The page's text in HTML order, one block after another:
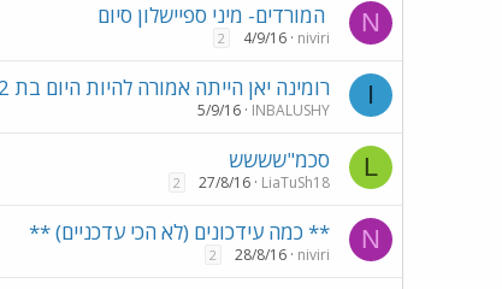
N המורדים- מיני ספיישלון סיום
niviri
4/9/16
2
I רומינה יאן הייתה אמורה להיות היום בת 42
INBALUSHY
5/9/16
L סכמ"שששש
LiaTuSh18
27/8/16
2
N ** כמה עידכונים (לא הכי עדכניים) **
niviri
28/8/16
2